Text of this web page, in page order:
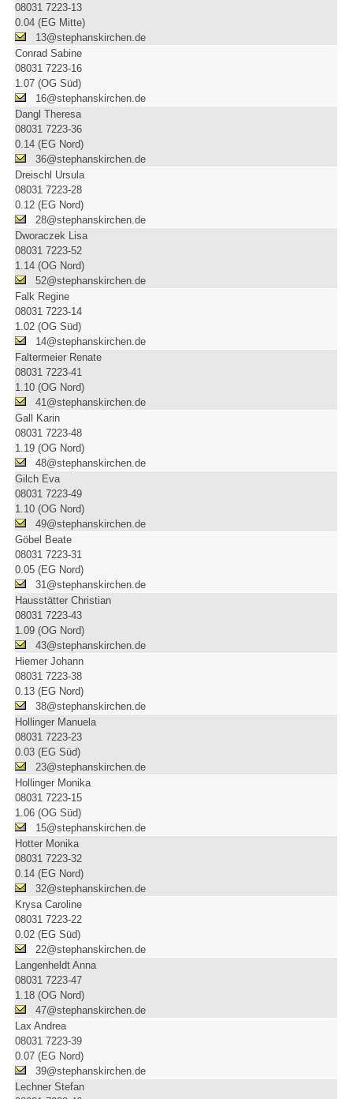
08031 7223-13
0.04 (EG Mitte)
13@stephanskirchen.de
Conrad Sabine
08031 7223-16
1.07 (OG Süd)
16@stephanskirchen.de
Dangl Theresa
08031 7223-36
0.14 (EG Nord)
36@stephanskirchen.de
Dreischl Ursula
08031 7223-28
0.12 (EG Nord)
28@stephanskirchen.de
Dworaczek Lisa
08031 7223-52
1.14 (OG Nord)
52@stephanskirchen.de
Falk Regine
08031 7223-14
1.02 (OG Süd)
14@stephanskirchen.de
Faltermeier Renate
08031 7223-41
1.10 (OG Nord)
41@stephanskirchen.de
Gall Karin
08031 7223-48
1.19 (OG Nord)
48@stephanskirchen.de
Gilch Eva
08031 7223-49
1.10 (OG Nord)
49@stephanskirchen.de
Göbel Beate
08031 7223-31
0.05 (EG Nord)
31@stephanskirchen.de
Hausstätter Christian
08031 7223-43
1.09 (OG Nord)
43@stephanskirchen.de
Hiemer Johann
08031 7223-38
0.13 (EG Nord)
38@stephanskirchen.de
Hollinger Manuela
08031 7223-23
0.03 (EG Süd)
23@stephanskirchen.de
Hollinger Monika
08031 7223-15
1.06 (OG Süd)
15@stephanskirchen.de
Hotter Monika
08031 7223-32
0.14 (EG Nord)
32@stephanskirchen.de
Krysa Caroline
08031 7223-22
0.02 (EG Süd)
22@stephanskirchen.de
Langenheldt Anna
08031 7223-47
1.18 (OG Nord)
47@stephanskirchen.de
Lax Andrea
08031 7223-39
0.07 (EG Nord)
39@stephanskirchen.de
Lechner Stefan